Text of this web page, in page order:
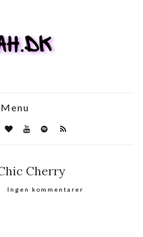
Menu
Cherry
Ingen kommentarer